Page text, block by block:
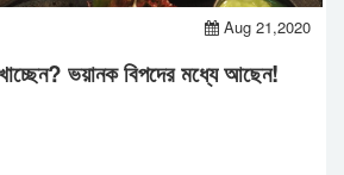
Aug 21,2020
ভয়ানক বিপদের মধ্যে আছেন!